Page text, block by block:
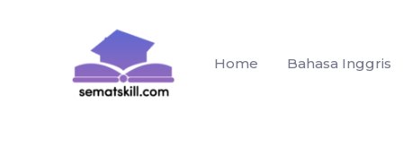
Home Bahasa Inggris